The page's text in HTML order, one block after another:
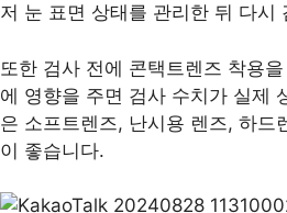
저 눈 표면 상태를 관리한 뒤 다시
또한 검사 전에 콘택트렌즈 착용
에 영향을 주면 검사 수치가 실제
은 소프트렌즈, 난시용 렌즈, 하드
이 좋습니다.